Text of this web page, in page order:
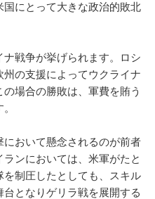
国にとって大きな政治的敗北
戦争が挙げられます。ロシ
の支援によってウクライナ
場合の勝敗は、軍費を賄う
おいて懸念されるのが前者
ンにおいては、米軍がたと
制圧したとしても、スキル
となりゲリラ戦を展開する